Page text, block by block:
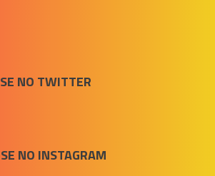
NO TWITTER
NO INSTAGRAM